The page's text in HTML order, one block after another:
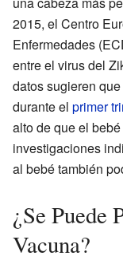
2015, el Centro
Enfermedades
entre el virus del
datos sugieren
durante el primer
alto de que el
investigaciones
al bebé también
¿Se Puede
Vacuna?